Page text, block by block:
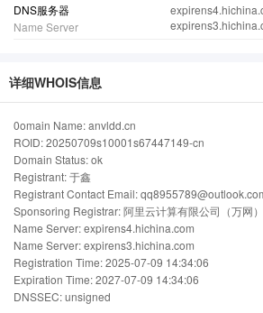
DNS服务器
Name Server
详细WHOIS信息
0omain Name: anvldd.cn
ROID: 20250709s10001s67447149-cn
Domain Status: ok
Registrant: 于鑫
Registrant Contact Email:
Sponsoring Registrar: 阿里云计算有限公司（万网）
Name Server: expirens4.hichina.com
Name Server: expirens3.hichina.com
Registration Time: 2025-07-09 14:34:06
Expiration Time: 2027-07-09 14:34:06
DNSSEC: unsigned